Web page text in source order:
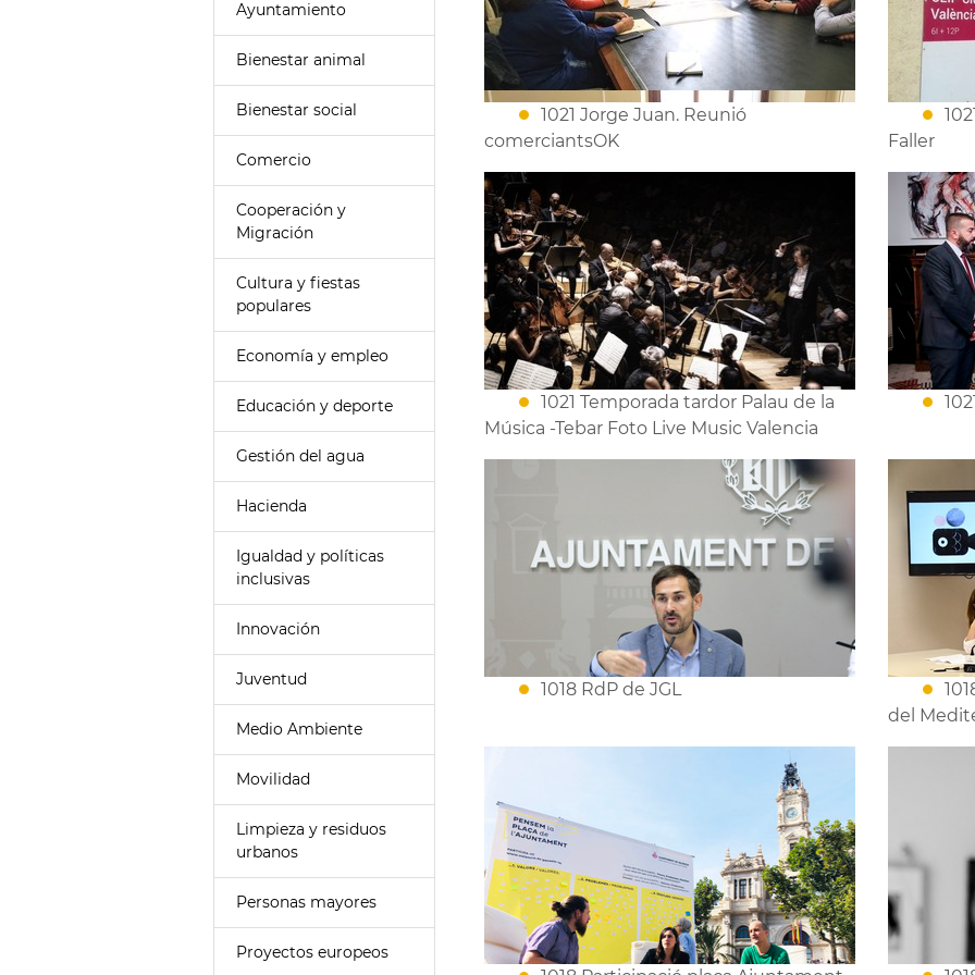
Ayuntamiento
Bienestar animal
Bienestar social
Comercio
Cooperación y
Migración
Cultura y fiestas
populares
Economía y empleo
Educación y deporte
Gestión del agua
Hacienda
Igualdad y políticas
inclusivas
Innovación
Juventud
Medio Ambiente
Movilidad
Limpieza y residuos
urbanos
Personas mayores
Proyectos europeos
1021 Jorge Juan. Reunió
comerciantsOK
Faller
1021 Temporada tardor Palau de la
Música -Tebar Foto Live Music Valencia
1018 RdP de JGL
del